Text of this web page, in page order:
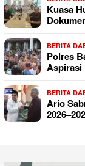
Kuasa
BERITA
Polres
Aspirasi
BERITA
Ario